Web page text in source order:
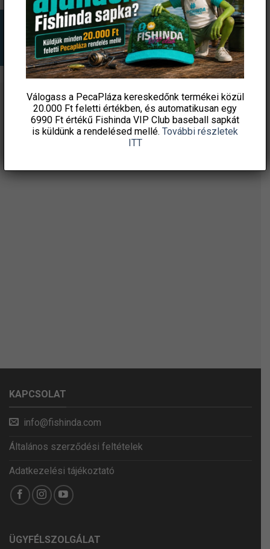
ÉRTESÜLJ ELSŐKÉNT! IRATKOZZ FEL A
HÍRLEVELÜNKRE!
KAPCSOLAT
info@fishinda.com
Általános szerződési feltételek
Adatkezelési tájékoztató
ÜGYFÉLSZOLGÁLAT
Válogass a PecaPláza kereskedőnk termékei közül
20.000 Ft feletti értékben, és automatikusan egy
6990 Ft értékű Fishinda VIP Club baseball sapkát
is küldünk a rendelésed mellé. További részletek
ITT